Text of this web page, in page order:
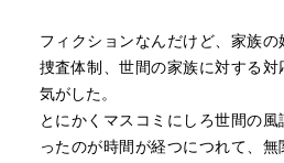
フィクションなんだけど、家族
捜査体制、世間の家族に対する
気がした。
とにかくマスコミにしろ世間の
ったのが時間が経つにつれて、